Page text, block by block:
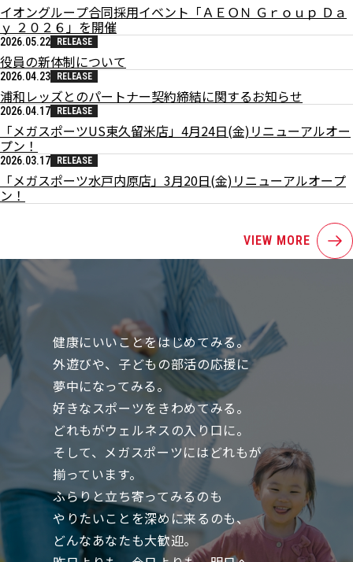
イオングループ合同採用イベント「ＡＥＯＮ Ｇｒｏｕｐ Ｄａ
ｙ ２０２６」を開催
2026.05.22 RELEASE
役員の新体制について
2026.04.23 RELEASE
浦和レッズとのパートナー契約締結に関するお知らせ
2026.04.17 RELEASE
「メガスポーツUS東久留米店」4月24日(金)リニューアルオー
プン！
2026.03.17 RELEASE
「メガスポーツ水戸内原店」3月20日(金)リニューアルオープ
ン！
VIEW MORE
健康にいいことをはじめてみる。
外遊びや、子どもの部活の応援に
夢中になってみる。
好きなスポーツをきわめてみる。
どれもがウェルネスの入り口に。
そして、メガスポーツにはどれもが
揃っています。
ふらりと立ち寄ってみるのも
やりたいことを深めに来るのも、
どんなあなたも大歓迎。